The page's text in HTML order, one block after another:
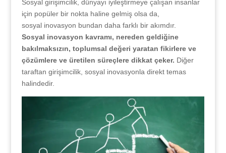
Sosyal girişimcilik, dünyayı iyileştirmeye çalışan insanlar
için popüler bir nokta haline gelmiş olsa da,
sosyal inovasyon bundan daha farklı bir akımdır.
Sosyal inovasyon kavramı, nereden geldiğine
bakılmaksızın, toplumsal değeri yaratan fikirlere ve
çözümlere ve üretilen süreçlere dikkat çeker. Diğer
taraftan girişimcilik, sosyal inovasyonla direkt temas
halindedir.